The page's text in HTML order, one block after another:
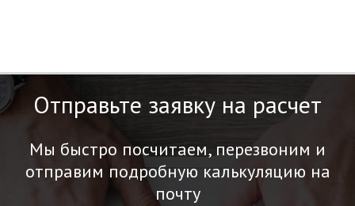
Отправьте заявку на расчет
Мы быстро посчитаем, перезвоним и
отправим подробную калькуляцию на
почту